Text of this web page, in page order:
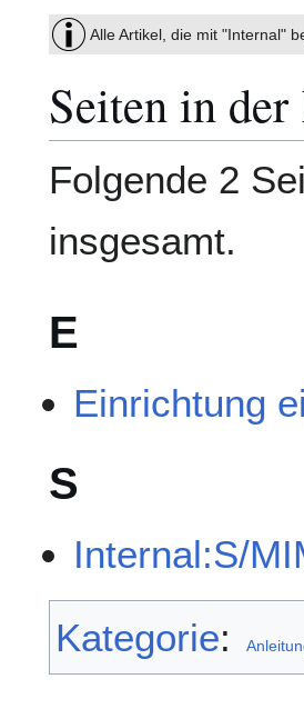
Alle Artikel, die mit "Internal"
Seiten in
Folgende 2
insgesamt.
E
Einrichtung
S
Internal:S/
Kategorie: